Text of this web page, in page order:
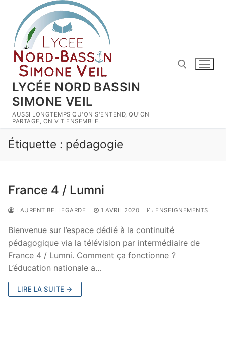
contenu
LYCÉE NORD BASSIN
SIMONE VEIL
AUSSI LONGTEMPS QU'ON S'ENTEND, QU'ON
PARTAGE, ON VIT ENSEMBLE.
Étiquette : pédagogie
France 4 / Lumni
LAURENT BELLEGARDE 1 AVRIL 2020 ENSEIGNEMENTS
Bienvenue sur l’espace dédié à la continuité
pédagogique via la télévision par intermédiaire de
France 4 / Lumni. Comment ça fonctionne ?
L’éducation nationale a…
LIRE LA SUITE →